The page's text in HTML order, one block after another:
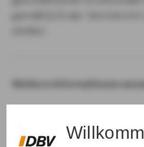
Weitere Informationen